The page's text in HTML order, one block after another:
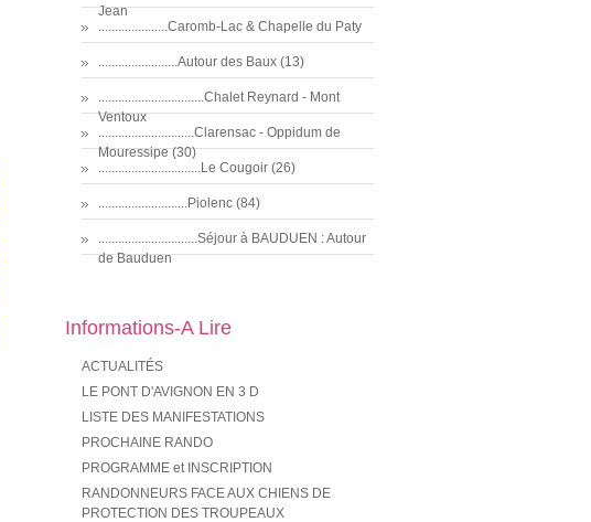
Jean
.....................Caromb-Lac & Chapelle du Paty
........................Autour des Baux (13)
................................Chalet Reynard - Mont
Ventoux
.............................Clarensac - Oppidum de
Mouressipe (30)
...............................Le Cougoir (26)
...........................Piolenc (84)
..............................Séjour à BAUDUEN : Autour
de Bauduen
Informations-A Lire
ACTUALITÉS
LE PONT D'AVIGNON EN 3 D
LISTE DES MANIFESTATIONS
PROCHAINE RANDO
PROGRAMME et INSCRIPTION
RANDONNEURS FACE AUX CHIENS DE
PROTECTION DES TROUPEAUX